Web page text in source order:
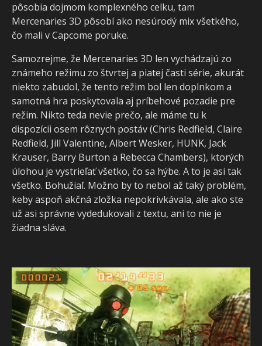
pôsobia dojmom komplexného celku, tam
Mercenaries 3D pôsobí ako nesúrodý mix všetkého,
čo mali v Capcome poruke.
Samozrejme, že Mercenaries 3D len vychádzajú zo
známeho režimu zo štvrtej a piatej časti série, akurát
niekto zabudol, že tento režim bol len doplnkom a
samotná hra poskytovala aj príbehové pozadie pre
režim. Nikto teda nevie prečo, ale máme tu k
dispozícii osem rôznych postáv (Chris Redfield, Claire
Redfield, Jill Valentine, Albert Wesker, HUNK, Jack
Krauser, Barry Burton a Rebecca Chambers), ktorých
úlohou je vystrieľať všetko, čo sa hýbe. A to je asi tak
všetko. Bohužiaľ. Možno by to nebol až taký problém,
keby aspoň akčná zložka nepokrivkávala, ale ako ste
už asi správne vydedukovali z textu, ani to nie je
žiadna sláva.